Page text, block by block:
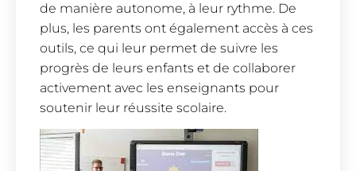
de manière autonome, à leur rythme. De
plus, les parents ont également accès à ces
outils, ce qui leur permet de suivre les
progrès de leurs enfants et de collaborer
activement avec les enseignants pour
soutenir leur réussite scolaire.